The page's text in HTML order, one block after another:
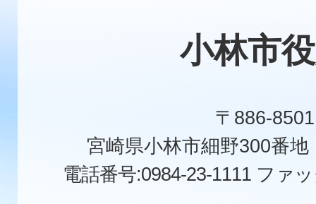
小林市
〒886-8501
宮崎県小林市細野300番
電話番号:0984-23-1111 ファ